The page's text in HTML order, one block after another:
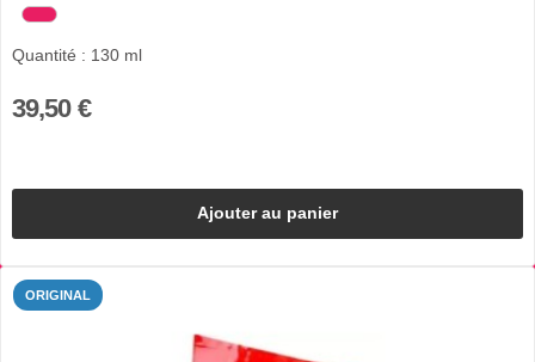
Quantité : 130 ml
39,50 €
Ajouter au panier
ORIGINAL